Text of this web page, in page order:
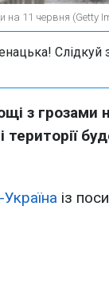
на 11 червня (Getty
Слідкуй
з грозами
території
із